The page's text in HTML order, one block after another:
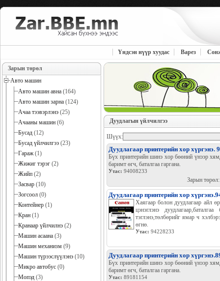
Үндсэн нүүр хуудас Варез
Зарын төрөл
Авто машин
Авто машин авна (164)
Авто машин зарна (124)
Ачаа тээвэрлэнэ (25)
Ачааны машин (6)
Бусад (12)
Бусад үйлчилгээ (23)
Гараж(1)
Жижиг тэрэг (2)
Жийп (2)
Засвар (10)
Зогсоол (0)
Контейнер (1)
Кран (1)
Кранаар үйлчилнэ (2)
Машин асаана (3)
Машин механизм (9)
Машин түрээслүүлэнэ (10)
Микро автобус (0)
Мопэд (3)
Дуудлагын үйлчилгээ
Шүүх:
Дуудлагаар принтерийн хор хүргэнэ.
Бүх принтерийн шинэ хор бөөний үнээр
баримт өгч, баталгаа гаргана.
Утас: 94008233
Зарын
Дуудлагаар принтерийн хор
Хаягаар болон дуудлагаар айл
цэнэглэнэ
тэглэнэ,төлбөрийг ямар ч
өгнө.
Утас: 94228233
Дуудлагаар принтерийн хор
Бүх принтерийн шинэ хор бөөний үнээр
баримт өгч, баталгаа гаргана.
Утас: 89181154